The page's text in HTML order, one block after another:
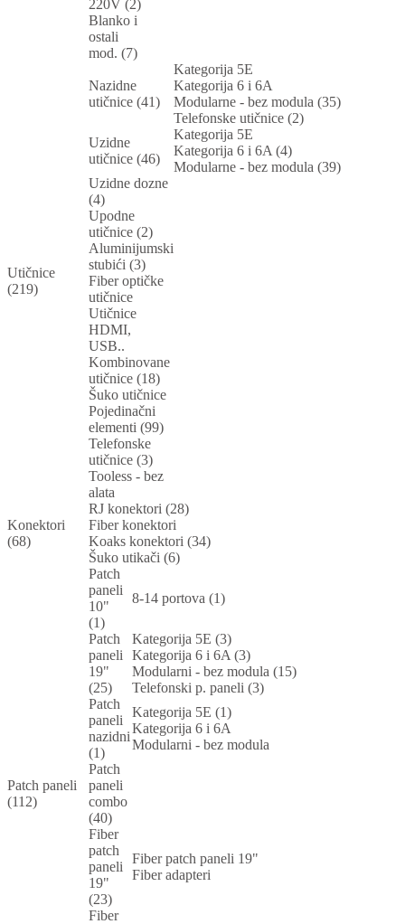
220V (2)
Blanko i
ostali
mod. (7)
Utičnice
(219)
Nazidne
utičnice (41)
Kategorija 5E
Kategorija 6 i 6A
Modularne - bez modula (35)
Telefonske utičnice (2)
Uzidne
utičnice (46)
Kategorija 5E
Kategorija 6 i 6A (4)
Modularne - bez modula (39)
Uzidne dozne
(4)
Upodne
utičnice (2)
Aluminijumski
stubići (3)
Fiber optičke
utičnice
Utičnice
HDMI,
USB..
Kombinovane
utičnice (18)
Šuko utičnice
Pojedinačni
elementi (99)
Telefonske
utičnice (3)
Tooless - bez
alata
Konektori
(68)
RJ konektori (28)
Fiber konektori
Koaks konektori (34)
Šuko utikači (6)
Patch paneli
(112)
Patch
paneli
10"
(1)
8-14 portova (1)
Patch
paneli
19"
(25)
Kategorija 5E (3)
Kategorija 6 i 6A (3)
Modularni - bez modula (15)
Telefonski p. paneli (3)
Patch
paneli
nazidni
(1)
Kategorija 5E (1)
Kategorija 6 i 6A
Modularni - bez modula
Patch
paneli
combo
(40)
Fiber
patch
paneli
19"
(23)
Fiber patch paneli 19"
Fiber adapteri
Fiber